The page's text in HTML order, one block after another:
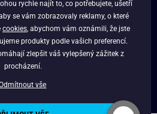
rychle najít to, co potřebujete, ušetří
se vám zobrazovaly reklamy, o které
cookies , abychom vám oznámili, že jste
produkty podle vašich preferencí.
zlepšit váš vylepšený zážitek z
procházení.
vše